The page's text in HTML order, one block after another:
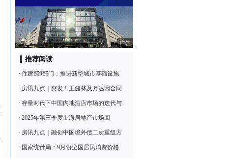
广告
推荐阅读
· 住建部9部门：推进新型城市基础设施
· 房讯九点｜突发！王健林及万达因合同
· 存量时代下中国内地酒店市场的迭代与
· 2025年第三季度上海房地产市场回
· 房讯九点｜融创中国境外债二次重组方
· 国家统计局：9月份全国居民消费价格